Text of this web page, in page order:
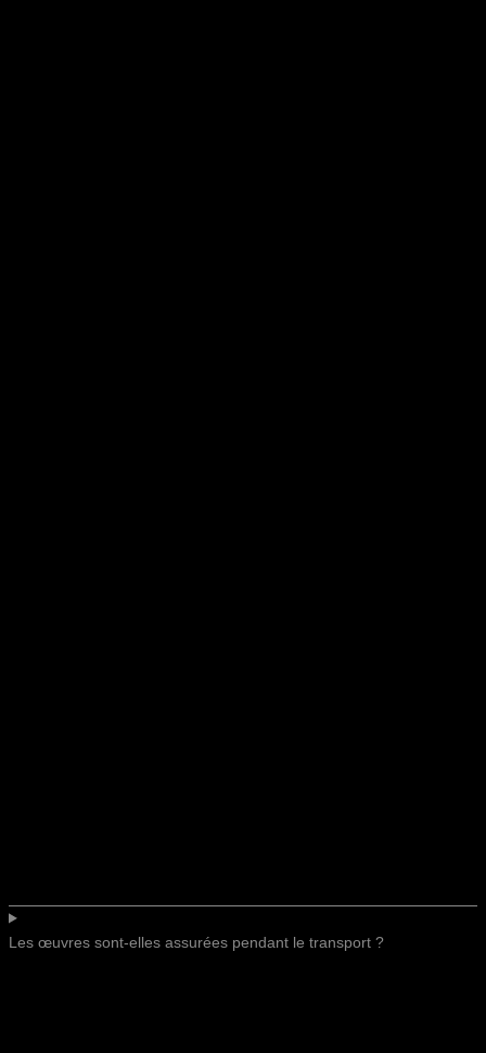
Les œuvres sont-elles assurées pendant le transport ?